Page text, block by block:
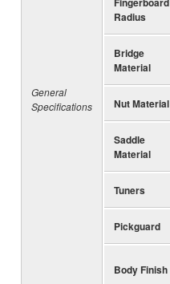
General
Specifications
Radius
Bridge
Material
Nut Material
Saddle
Material
Tuners
Pickguard
Body Finish